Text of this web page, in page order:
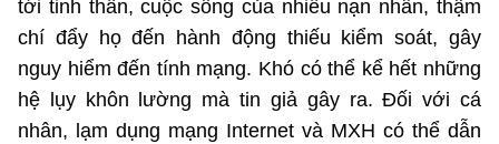
tới tinh thần, cuộc sống của nhiều nạn nhân, thậm
chí đẩy họ đến hành động thiếu kiểm soát, gây
nguy hiểm đến tính mạng. Khó có thể kể hết những
hệ lụy khôn lường mà tin giả gây ra. Đối với cá
nhân, lạm dụng mạng Internet và MXH có thể dẫn